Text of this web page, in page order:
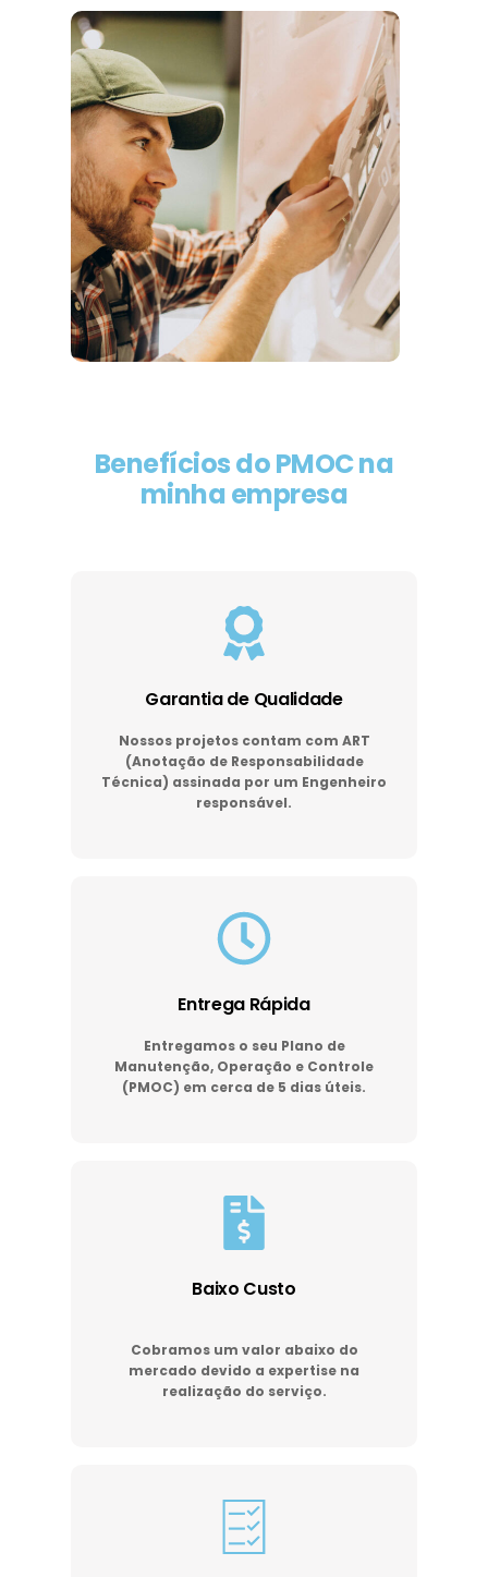
Benefícios do PMOC na
minha empresa
Garantia de Qualidade
Nossos projetos contam com ART
(Anotação de Responsabilidade
Técnica) assinada por um Engenheiro
responsável.
Entrega Rápida
Entregamos o seu Plano de
Manutenção, Operação e Controle
(PMOC) em cerca de 5 dias úteis.
Baixo Custo
Cobramos um valor abaixo do
mercado devido a expertise na
realização do serviço.